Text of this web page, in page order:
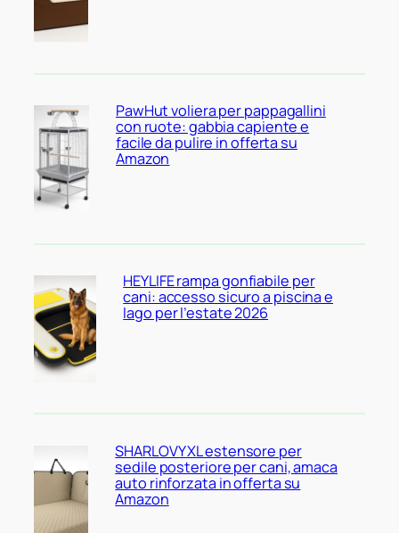
PawHut voliera per pappagallini
con ruote: gabbia capiente e
facile da pulire in offerta su
Amazon
HEYLIFE rampa gonfiabile per
cani: accesso sicuro a piscina e
lago per l’estate 2026
SHARLOVY XL estensore per
sedile posteriore per cani, amaca
auto rinforzata in offerta su
Amazon